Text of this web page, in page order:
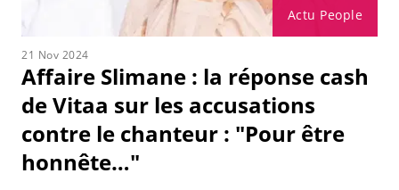
Actu People
21 Nov 2024
Affaire Slimane : la réponse cash
de Vitaa sur les accusations
contre le chanteur : "Pour être
honnête…"